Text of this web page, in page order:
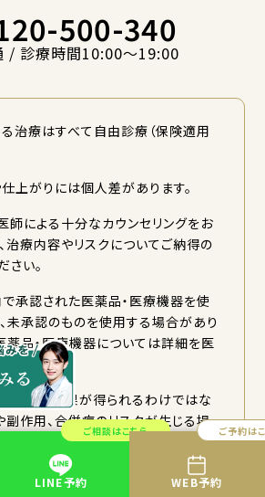
ご相談はこちら
LINE予約
ご予約は
WEB予約
500-340
/ 診療時間10:00〜19:00
治療はすべて自由診療（保険適用
上がりには個人差があります。
師による十分なカウンセリングをお
治療内容やリスクについてご納得の
さい。
承認された医薬品・医療機器を使
未承認のものを使用する場合があり
薬品・医療機器については詳細を医
します。
じ効果や結果が得られるわけではな
副作用、合併症のリスクが生じる場
詳しくはカウンセリング時にご相談く